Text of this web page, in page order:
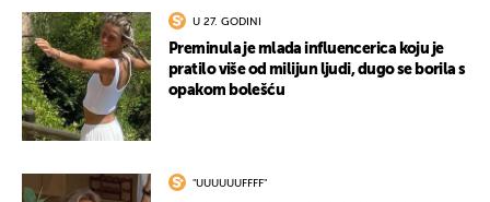
U 27. GODINI
Preminula je mlada influencerica koju je
pratilo više od milijun ljudi, dugo se borila s
opakom bolešću
"UUUUUUFFFF"